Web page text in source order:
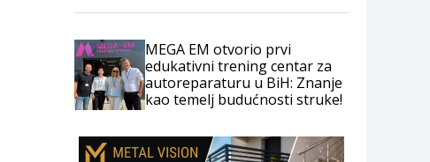
MEGA EM otvorio prvi
edukativni trening centar za
autoreparaturu u BiH: Znanje
kao temelj budućnosti struke!